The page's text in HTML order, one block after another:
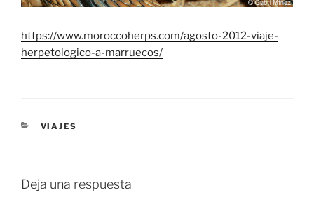
https://www.moroccoherps.com/agosto-2012-viaje-
herpetologico-a-marruecos/
CATEGORÍAS
VIAJES
Deja una respuesta